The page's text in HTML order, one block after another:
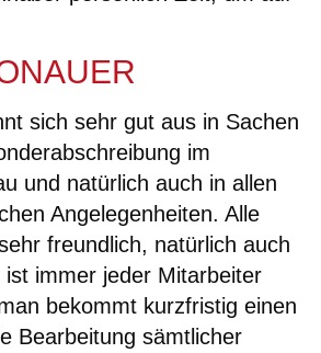
sich sehr gut aus in Sachen
im
und natürlich auch in allen
Angelegenheiten. Alle
freundlich, natürlich auch
immer jeder Mitarbeiter
bekommt kurzfristig einen
Bearbeitung sämtlicher